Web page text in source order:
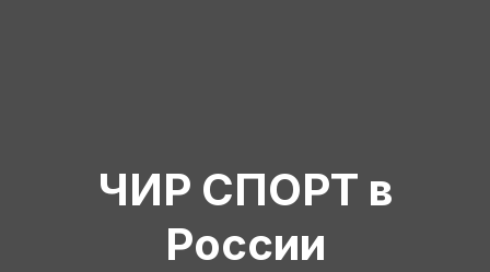
ЧИР СПОРТ в
России